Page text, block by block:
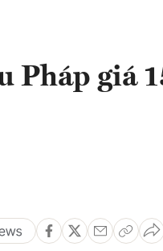
Pháp giá